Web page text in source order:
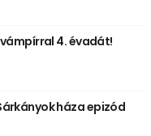
4. évadát!
háza epizód